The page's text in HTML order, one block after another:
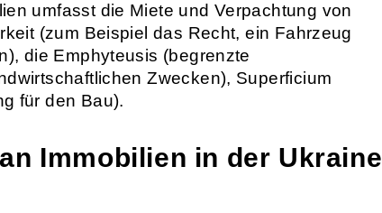
umfasst die Miete und Verpachtung von
(zum Beispiel das Recht, ein Fahrzeug
die Emphyteusis (begrenzte
Zwecken), Superficium
für den Bau).
Immobilien in der Ukraine